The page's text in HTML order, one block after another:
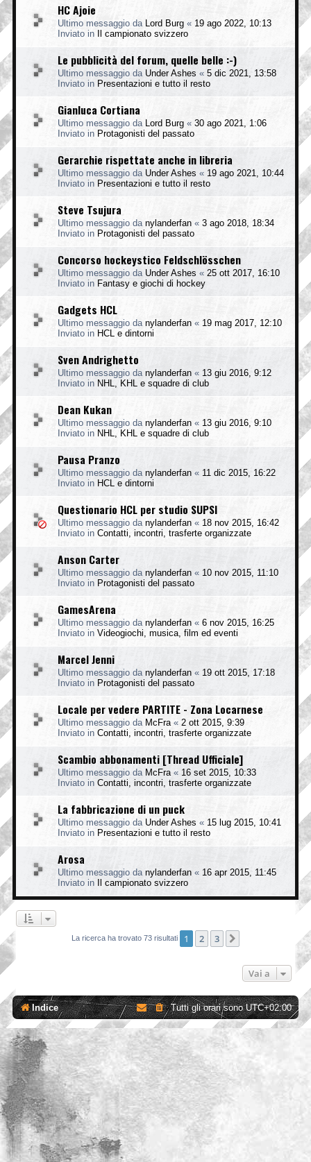
HC Ajoie
Ultimo messaggio da Lord Burg « 19 ago 2022, 10:13
Inviato in
Il campionato svizzero
Le pubblicità del forum, quelle belle :-)
Ultimo messaggio da Under Ashes « 5 dic 2021, 13:58
Inviato in Presentazioni e tutto il resto
Gianluca Cortiana
Ultimo messaggio da Lord Burg « 30 ago 2021, 1:06
Inviato in Protagonisti del passato
Gerarchie rispettate anche in libreria
Ultimo messaggio da Under Ashes « 19 ago 2021, 10:44
Inviato in Presentazioni e tutto il resto
Steve Tsujura
Ultimo messaggio da nylanderfan « 3 ago 2018, 18:34
Inviato in Protagonisti del passato
Concorso hockeystico Feldschlösschen
Ultimo messaggio da Under Ashes « 25 ott 2017, 16:10
Inviato in Fantasy e giochi di hockey
Gadgets HCL
Ultimo messaggio da nylanderfan « 19 mag 2017, 12:10
Inviato in HCL e dintorni
Sven Andrighetto
Ultimo messaggio da nylanderfan « 13 giu 2016, 9:12
Inviato in NHL, KHL e squadre di club
Dean Kukan
Ultimo messaggio da nylanderfan « 13 giu 2016, 9:10
Inviato in NHL, KHL e squadre di club
Pausa Pranzo
Ultimo messaggio da nylanderfan « 11 dic 2015, 16:22
Inviato in HCL e dintorni
Questionario HCL per studio SUPSI
Ultimo messaggio da nylanderfan « 18 nov 2015, 16:42
Inviato in Contatti, incontri, trasferte organizzate
Anson Carter
Ultimo messaggio da nylanderfan « 10 nov 2015, 11:10
Inviato in Protagonisti del passato
GamesArena
Ultimo messaggio da nylanderfan « 6 nov 2015, 16:25
Inviato in Videogiochi, musica, film ed eventi
Marcel Jenni
Ultimo messaggio da nylanderfan « 19 ott 2015, 17:18
Inviato in Protagonisti del passato
Locale per vedere PARTITE - Zona Locarnese
Ultimo messaggio da McFra « 2 ott 2015, 9:39
Inviato in Contatti, incontri, trasferte organizzate
Scambio abbonamenti [Thread Ufficiale]
Ultimo messaggio da McFra « 16 set 2015, 10:33
Inviato in Contatti, incontri, trasferte organizzate
La fabbricazione di un puck
Ultimo messaggio da Under Ashes « 15 lug 2015, 10:41
Inviato in Presentazioni e tutto il resto
Arosa
Ultimo messaggio da nylanderfan « 16 apr 2015, 11:45
Inviato in
Il campionato svizzero
La ricerca ha trovato 73 risultati 1 2 3
Vai a
Indice Tutti gli orari sonoUTC+02:00